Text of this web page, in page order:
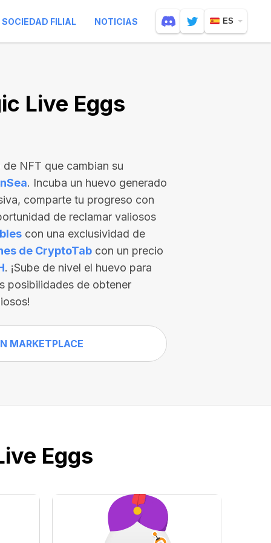
SOCIEDAD FILIAL NOTICIAS ES
Live Eggs
NFT que cambian su
. Incuba un huevo generado
comparte tu progreso con
de reclamar valiosos
con una exclusividad de
de CryptoTab con un precio
. ¡Sube de nivel el huevo para
posibilidades de obtener
MARKETPLACE
Eggs